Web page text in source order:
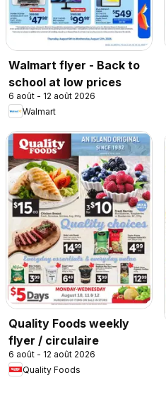
Walmart flyer - Back to
school at low prices
6 août - 12 août 2026
Walmart
Quality Foods weekly
flyer / circulaire
6 août - 12 août 2026
Quality Foods